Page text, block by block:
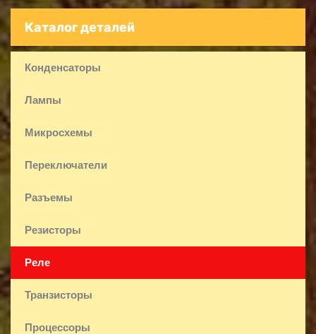
Каталог деталей
Конденсаторы
Лампы
Микросхемы
Переключатели
Разъемы
Резисторы
Реле
Транзисторы
Процессоры